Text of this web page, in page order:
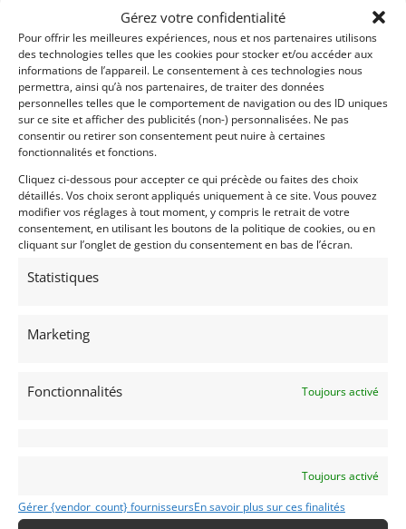
Gérez votre confidentialité
Pour offrir les meilleures expériences, nous et nos partenaires utilisons
des technologies telles que les cookies pour stocker et/ou accéder aux
informations de l’appareil. Le consentement à ces technologies nous
permettra, ainsi qu’à nos partenaires, de traiter des données
personnelles telles que le comportement de navigation ou des ID uniques
sur ce site et afficher des publicités (non-) personnalisées. Ne pas
consentir ou retirer son consentement peut nuire à certaines
fonctionnalités et fonctions.
Cliquez ci-dessous pour accepter ce qui précède ou faites des choix
détaillés. Vos choix seront appliqués uniquement à ce site. Vous pouvez
modifier vos réglages à tout moment, y compris le retrait de votre
consentement, en utilisant les boutons de la politique de cookies, ou en
cliquant sur l’onglet de gestion du consentement en bas de l’écran.
Statistiques
Marketing
Fonctionnalités Toujours activé
Toujours activé
Gérer {vendor_count} fournisseursEn savoir plus sur ces finalités
Prix sur demande.
Demandez une expertise de ce modèle
Partager cette annonce
Voitures de collection
62 COUPE